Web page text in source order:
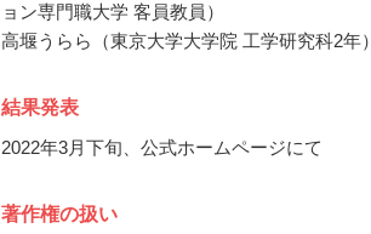
ョン専門職大学 客員教員）
高堰うらら（東京大学大学院 工学研究科2年）
結果発表
2022年3月下旬、公式ホームページにて
著作権の扱い